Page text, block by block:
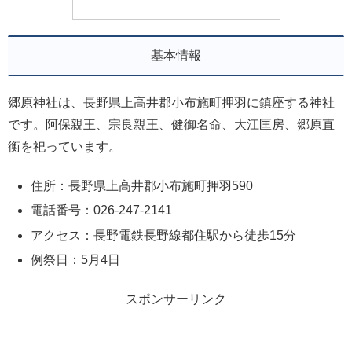
基本情報
郷原神社は、長野県上高井郡小布施町押羽に鎮座する神社
です。阿保親王、宗良親王、健御名命、大江匡房、郷原直
衡を祀っています。
住所：長野県上高井郡小布施町押羽590
電話番号：026-247-2141
アクセス：長野電鉄長野線都住駅から徒歩15分
例祭日：5月4日
スポンサーリンク